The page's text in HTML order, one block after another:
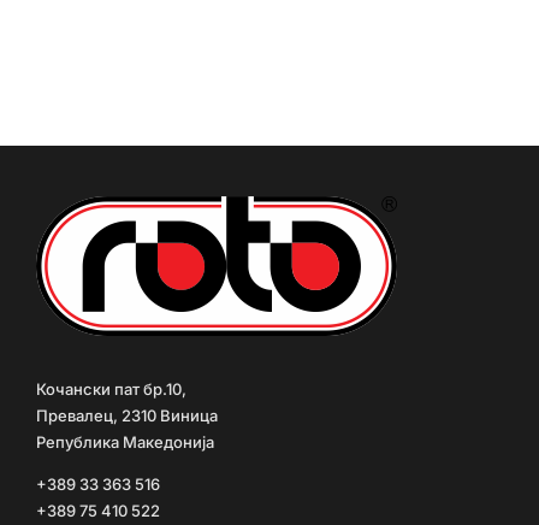
Кочански пат бр.10,
Превалец, 2310 Виница
Република Македонија
+389 33 363 516
+389 75 410 522